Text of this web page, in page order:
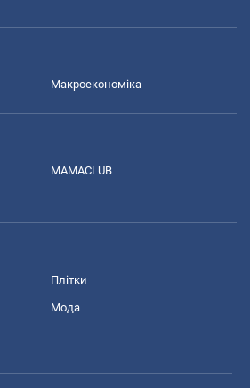
Макроекономіка
MAMACLUB
Плітки
Мода